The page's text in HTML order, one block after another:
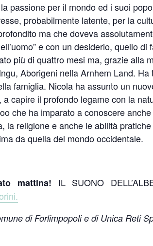
passione per il mondo ed i suoi
probabilmente latente, per la
ma che doveva
e con un desiderio, quello di
più di quattro mesi ma, grazie alla
Aborigeni nella Arnhem Land.
famiglia. Nicola ha assunto un
capire il profondo legame con la
che ha imparato a conoscere
la religione e anche le abilità
da quella del mondo occidentale.
mattina! IL SUONO
di Forlimpopoli e di Unica Reti